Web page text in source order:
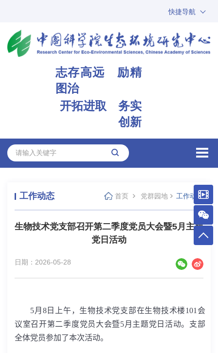
快捷导航
ARP
邮箱
志存高远 励精
图治
开拓进取 务实
创新
工作动态 首页 党群园地 工作动态
生物技术党支部召开第二季度党员大会暨5月主题
党日活动
日期：2026-05-28
5月 8日上午，生物技术党支部在生物技术楼101 会
议室召开第二季度党员大会暨5月主题党日活动。支部
全体党员参加了本次活动。